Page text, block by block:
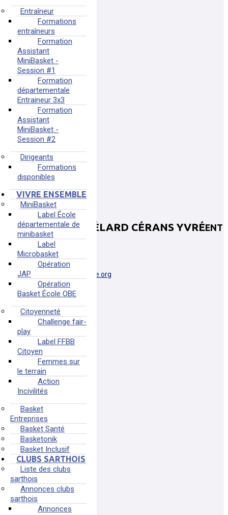
Entraîneur
Formations
entraîneurs
Formation
Assistant
MiniBasket -
Session #1
Formation
départementale
Entraineur 3x3
Formation
Assistant
MiniBasket -
Session #2
Dirigeants
Formations
disponibles
VIVRE ENSEMBLE
MiniBasket
Label École
départementale de
minibasket
Label
Microbasket
Opération
JAP
Opération
Basket École OBE
Citoyenneté
Challenge fair-
play
Label FFBB
Citoyen
Femmes sur
le terrain
Action
Incivilités
Basket
Entreprises
Basket Santé
Basketonik
Basket Inclusif
CLUBS SARTHOIS
Liste des clubs
sarthois
Annonces clubs
sarthois
Annonces
ENTENTE GUÉCÉLARD CÉRANS YVRÉENT
GUE CER
72230 GUECELARD
pdl0072009@basketsarthe.org
Plus d'informations